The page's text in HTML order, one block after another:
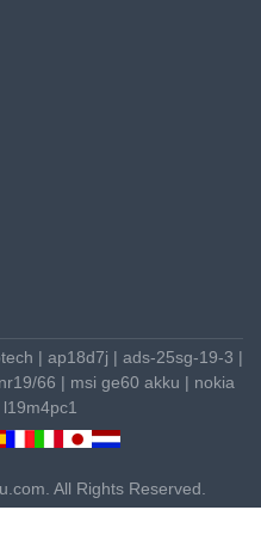
| ap18d7j | ads-25sg-19-3 |
66 | msi ge60 akku | nokia
l19m4pc1
All Rights Reserved.